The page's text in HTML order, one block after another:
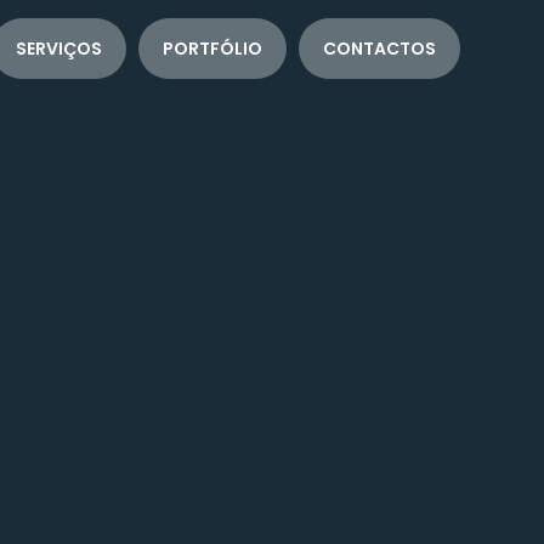
SERVIÇOS PORTFÓLIO CONTACTOS